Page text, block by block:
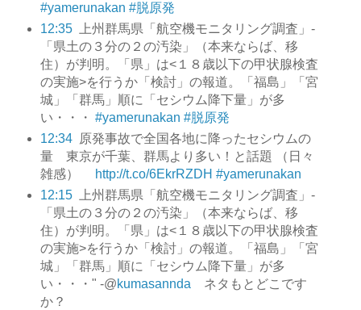
#yamerunakan #脱原発
12:35
上州群馬県「航空機モニタリング調査」-
「県土の３分の２の汚染」（本来ならば、移
住）が判明。「県」は<１８歳以下の甲状腺検査
の実施>を行うか「検討」の報道。「福島」「宮
城」「群馬」順に「セシウム降下量」が多
い・・・ #yamerunakan #脱原発
12:34
原発事故で全国各地に降ったセシウムの
量 東京が千葉、群馬より多い！と話題 （日々
雑感）
http://t.co/6EkrRZDH #yamerunakan
12:15
上州群馬県「航空機モニタリング調査」-
「県土の３分の２の汚染」（本来ならば、移
住）が判明。「県」は<１８歳以下の甲状腺検査
の実施>を行うか「検討」の報道。「福島」「宮
城」「群馬」順に「セシウム降下量」が多
い・・・" -@kumasannda ネタもとどこです
か？